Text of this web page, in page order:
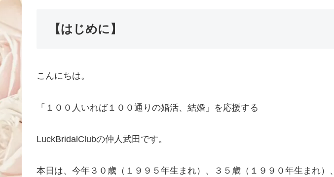
【はじめに】
こんにちは。
「１００人いれば１００通りの婚活、結婚」を応援する
LuckBridalClubの仲人武田です。
本日は、今年３０歳（１９９５年生まれ）、３５歳（１９９０年生まれ）、